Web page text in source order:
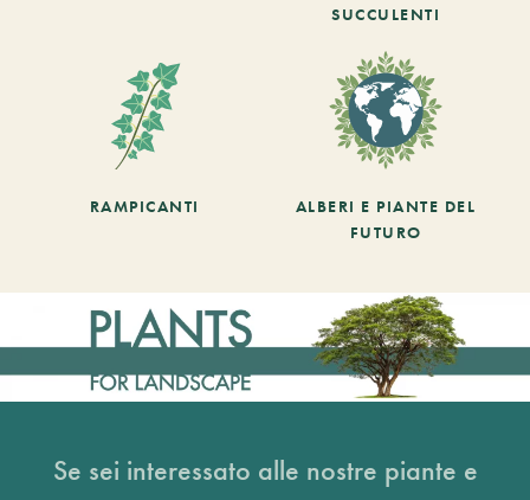
SUCCULENTI
RAMPICANTI
ALBERI E PIANTE DEL
FUTURO
Se sei interessato alle nostre piante e